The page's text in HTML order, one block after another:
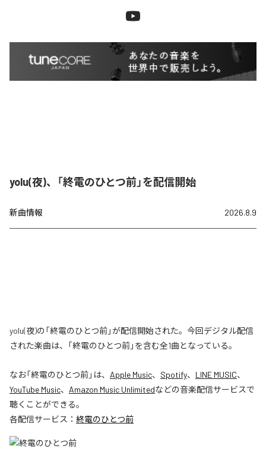
yolu(夜)、「終電のひとつ前」を配信開始
新曲情報 2026.8.9
yolu(夜)の「終電のひとつ前」が配信開始された。今回デジタル配信
された楽曲は、「終電のひとつ前」を含む全1曲となっている。
なお「終電のひとつ前」は、 Apple Music、 Spotify、 LINE MUSIC、
YouTube Music、 Amazon Music Unlimitedなどの音楽配信サービスで
聴くことができる。
各配信サービス： 終電のひとつ前